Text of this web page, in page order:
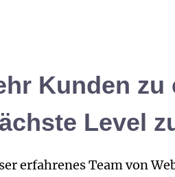
Kunden
Level
erfahrenes Team von